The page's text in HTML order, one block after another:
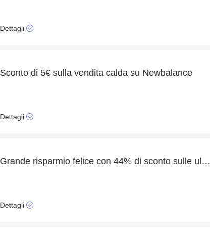
Dettagli
Sconto di 5€ sulla vendita calda su Newbalance
Dettagli
Grande risparmio felice con 44% di sconto sulle ultime offerte
Dettagli